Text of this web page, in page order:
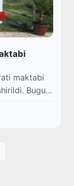
maktabi
Bugun,